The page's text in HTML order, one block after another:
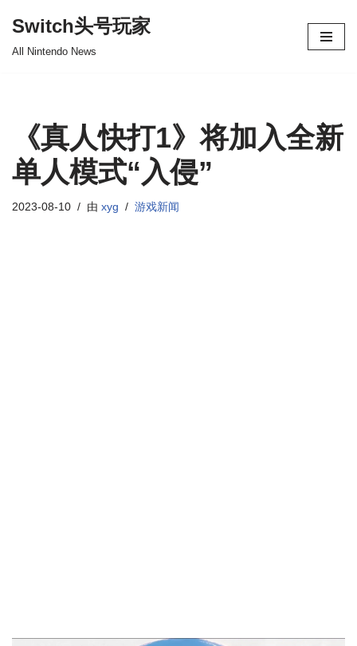
Switch头号玩家
All Nintendo News
《真人快打1》将加入全新
单人模式“入侵”
2023-08-10 由 xyg 游戏新闻